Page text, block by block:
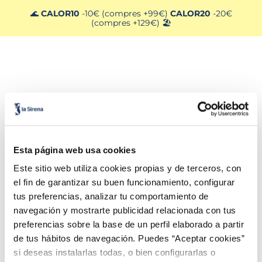
Esta página web usa cookies
Este sitio web utiliza cookies propias y de terceros, con
el fin de garantizar su buen funcionamiento, configurar
tus preferencias, analizar tu comportamiento de
navegación y mostrarte publicidad relacionada con tus
preferencias sobre la base de un perfil elaborado a partir
de tus hábitos de navegación. Puedes “Aceptar cookies”
si deseas instalarlas todas, o bien configurarlas o
🌊 CALOR10 -10€ (compres +99€) CALOR20 -20€
(compres +129€) 🏖️